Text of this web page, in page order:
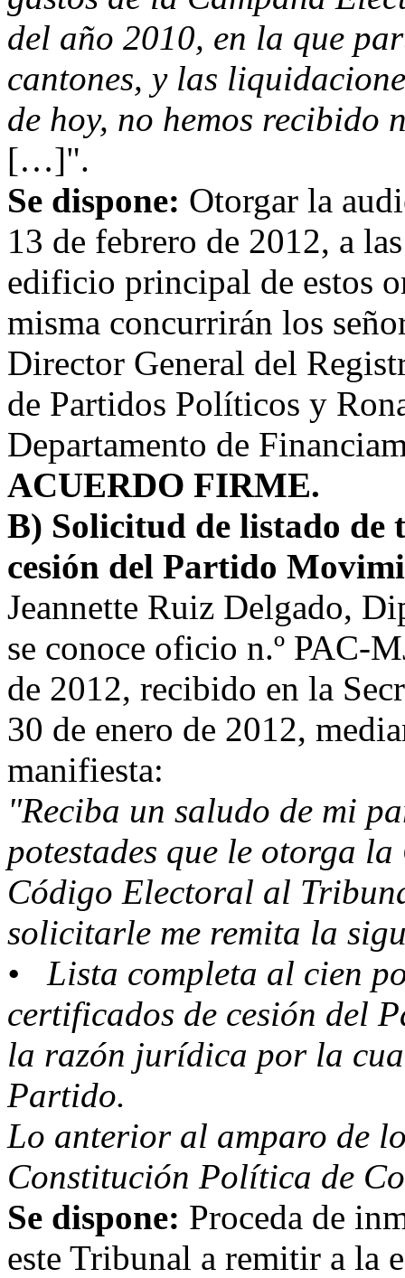
del año 2010, en la que
cantones, y las
de hoy, no hemos recibido
[…]".
Se dispone: Otorgar la
13 de febrero de 2012, a
edificio principal de estos
misma concurrirán los
Director General del
de Partidos Políticos y
Departamento de
ACUERDO FIRME.
B) Solicitud de listado de
cesión del Partido
Jeannette Ruiz Delgado,
se conoce oficio n.º PAC-
de 2012, recibido en la
30 de enero de 2012,
manifiesta:
"Reciba un saludo de mi
potestades que le otorga
Código Electoral al
solicitarle me remita la
• Lista completa al cien
certificados de cesión del
la razón jurídica por la
Partido.
Lo anterior al amparo de
Constitución Política de
Se dispone: Proceda de
este Tribunal a remitir a la